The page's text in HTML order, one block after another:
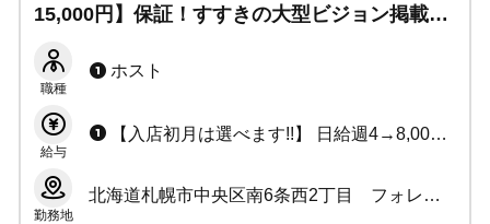
15,000円】保証！すすきの大型ビジョン掲載制
り・ペナルティなし◎選べる出勤制で終電上が
りもOK！
職種
ホスト
給与
【入店初月は選べます!!】 日給週4→8,000円 週5→9,000円 週6→10,000円 or 小計100%バック+各種賞金+皆勤賞
勤務地
北海道札幌市中央区南6条西2丁目 フォレストビル6階